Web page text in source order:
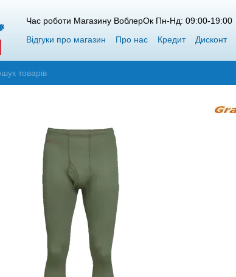
Час роботи Магазину ВоблерОк Пн-Нд: 09:00-19:00
Відгуки про магазин
Про нас Кредит Дисконт